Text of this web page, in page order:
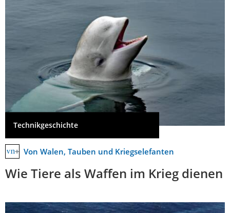
Technikgeschichte
Von Walen, Tauben und Kriegselefanten
Wie Tiere als Waffen im Krieg dienen